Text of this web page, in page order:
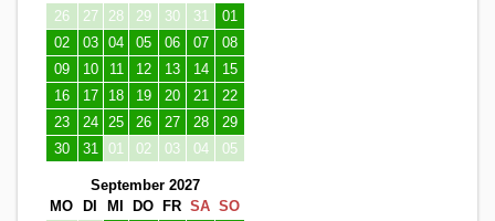
26
27 28 29 30 31
01
02
03 04 05 06 07
08
09
10 11 12 13 14
15
16
17 18 19 20 21
22
23
24 25 26 27 28
29
30
31 01 02 03 04 05
September 2027
MO
DI MI DO FR SA SO